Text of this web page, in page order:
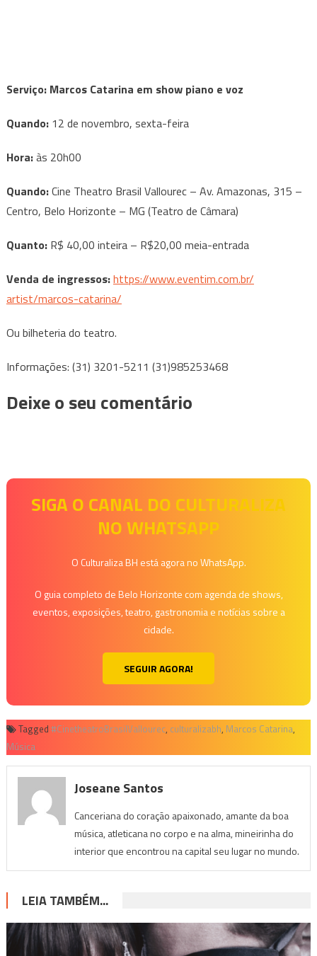
Serviço: Marcos Catarina em show piano e voz
Quando:12 de novembro, sexta-feira
Hora:às 20h00
Quando:Cine Theatro Brasil Vallourec – Av. Amazonas, 315 –
Centro, Belo Horizonte – MG (Teatro de Câmara)
Quanto:R$ 40,00 inteira – R$20,00 meia-entrada
Venda de ingressos:https://www.eventim.com.br/
artist/marcos-catarina/
Ou bilheteria do teatro.
Informações: (31) 3201-5211 (31)985253468
Deixe o seu comentário
SIGA O CANAL DO CULTURALIZA
NO WHATSAPP
O Culturaliza BH está agora no WhatsApp.
O guia completo de Belo Horizonte com agenda de shows,
eventos, exposições, teatro, gastronomia e notícias sobre a
cidade.
SEGUIR AGORA!
Tagged #CinetheatroBrasilVallourec, culturalizabh, Marcos Catarina,
Música
Joseane Santos
Canceriana do coração apaixonado, amante da boa
música, atleticana no corpo e na alma, mineirinha do
interior que encontrou na capital seu lugar no mundo.
LEIA TAMBÉM...